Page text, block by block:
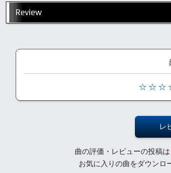
Review
レ
曲の評価・レビューの投稿は
お気に入りの曲をダウンロ